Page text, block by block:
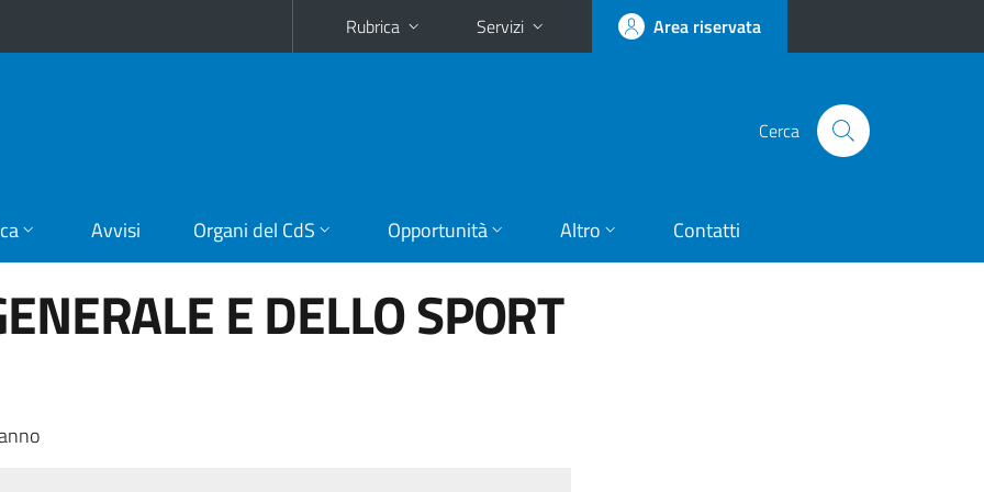
Rubrica Servizi Area riservata
Cerca
Avvisi Organi del CdS Opportunità Altro Contatti
E DELLO SPORT